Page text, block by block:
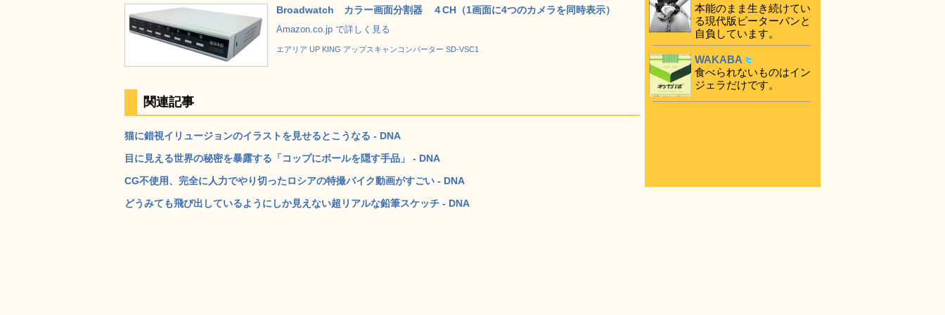
Broadwatch カラー画面分割器 ４CH（1画面に4つのカメラを同時表示）
Amazon.co.jp で詳しく見る
エアリア UP KING アップスキャンコンバーター SD-VSC1
関連記事
猫に錯視イリュージョンのイラストを見せるとこうなる - DNA
目に見える世界の秘密を暴露する「コップにボールを隠す手品」 - DNA
CG不使用、完全に人力でやり切ったロシアの特撮バイク動画がすごい - DNA
どうみても飛び出しているようにしか見えない超リアルな鉛筆スケッチ - DNA
本能のまま生き続けてい
る現代版ピーターパンと
自負しています。
WAKABA
食べられないものはイン
ジェラだけです。